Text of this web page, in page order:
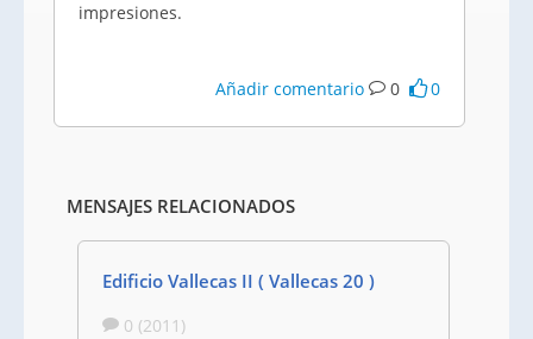
impresiones.
Añadir comentario 0 0
MENSAJES RELACIONADOS
Edificio Vallecas II ( Vallecas 20 )
0 (2011)